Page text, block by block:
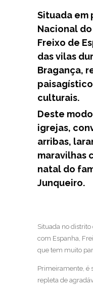
Situada em
Nacional
Freixo de
das vilas
Bragança,
culturais.
Deste
igrejas,
arribas,
maravilhas
natal do
Junqueiro.
Situada no
com Espanha,
que tem muito
Primeiramente, é
repleta de